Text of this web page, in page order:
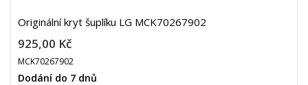
Originální kryt šuplíku LG MCK70267902
925,00 Kč
MCK70267902
Dodání do 7 dnů